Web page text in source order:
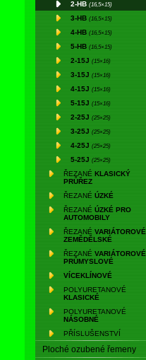
2-HB (16,5×15)
3-HB (16,5×15)
4-HB (16,5×15)
5-HB (16,5×15)
2-15J (15×16)
3-15J (15×16)
4-15J (15×16)
5-15J (15×16)
2-25J (25×25)
3-25J (25×25)
4-25J (25×25)
5-25J (25×25)
ŘEZANÉ KLASICKÝ
PRŮŘEZ
ŘEZANÉ ÚZKÉ
ŘEZANÉ ÚZKÉ PRO
AUTOMOBILY
ŘEZANÉ VARIÁTOROVÉ
ZEMĚDĚLSKÉ
ŘEZANÉ VARIÁTOROVÉ
PRŮMYSLOVÉ
VÍCEKLÍNOVÉ
POLYURETANOVÉ
KLASICKÉ
POLYURETANOVÉ
NÁSOBNÉ
PŘÍSLUŠENSTVÍ
Ploché ozubené řemeny